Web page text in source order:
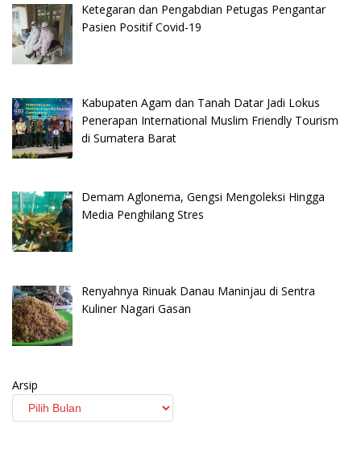
Ketegaran dan Pengabdian Petugas Pengantar
Pasien Positif Covid-19
Kabupaten Agam dan Tanah Datar Jadi Lokus
Penerapan International Muslim Friendly Tourism
di Sumatera Barat
Demam Aglonema, Gengsi Mengoleksi Hingga
Media Penghilang Stres
Renyahnya Rinuak Danau Maninjau di Sentra
Kuliner Nagari Gasan
Arsip